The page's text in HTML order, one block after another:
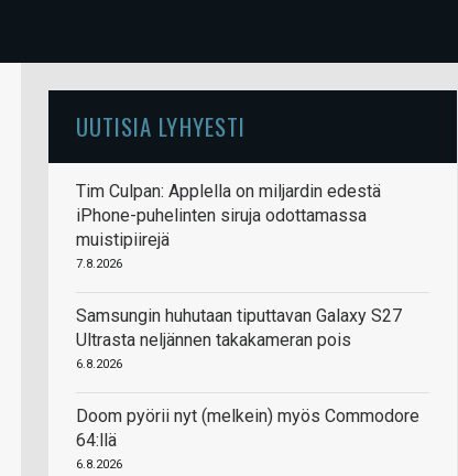
UUTISIA LYHYESTI
Tim Culpan: Applella on miljardin edestä
iPhone-puhelinten siruja odottamassa
muistipiirejä
7.8.2026
Samsungin huhutaan tiputtavan Galaxy S27
Ultrasta neljännen takakameran pois
6.8.2026
Doom pyörii nyt (melkein) myös Commodore
64:llä
6.8.2026